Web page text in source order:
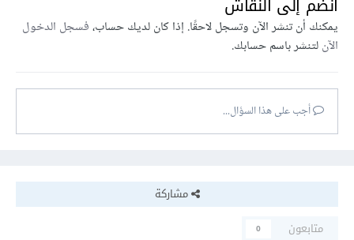
يمكنك أن تنشر الآن وتسجل لاحقًا. إذا كان لديك حساب،فسجل الدخول
الآنلتنشر باسم حسابك.
أجب على هذا السؤال...
مشاركة
متابعون
0